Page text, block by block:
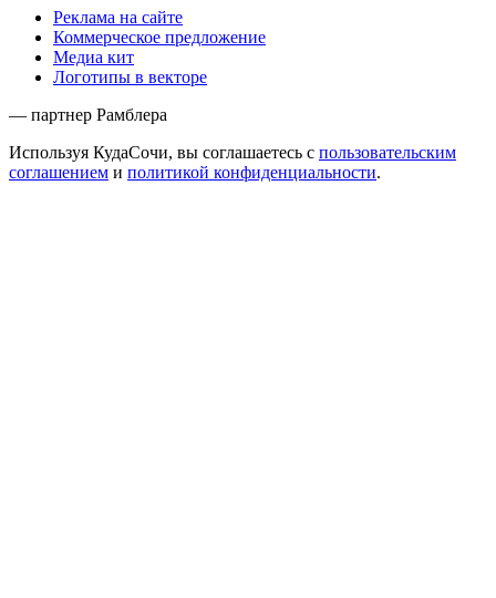
Реклама на сайте
Коммерческое предложение
Медиа кит
Логотипы в векторе
— партнер Рамблера
Используя КудаСочи, вы соглашаетесь с пользовательским
соглашением и политикой конфиденциальности.